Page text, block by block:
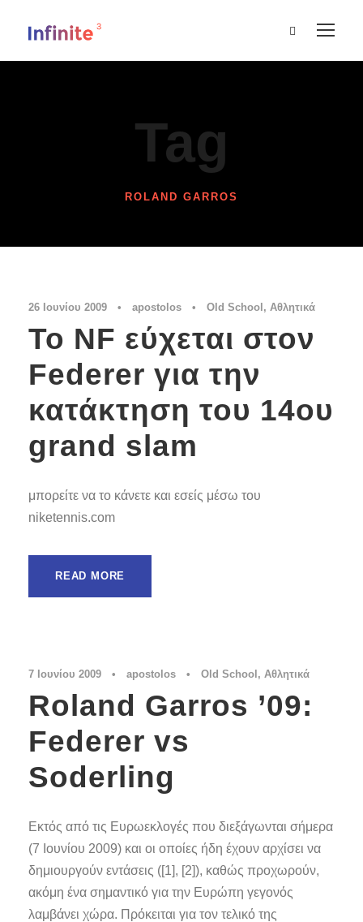
Tag
ROLAND GARROS
26 Ιουνίου 2009 • apostolos • Old School , Αθλητικά
Το NF εύχεται στον
Federer για την
κατάκτηση του 14ου
grand slam
μπορείτε να το κάνετε και εσείς μέσω του
niketennis.com
READ MORE
7 Ιουνίου 2009 • apostolos • Old School , Αθλητικά
Roland Garros ’09:
Federer vs
Soderling
Εκτός από τις Ευρωεκλογές που διεξάγωνται σήμερα
(7 Ιουνίου 2009) και οι οποίες ήδη έχουν αρχίσει να
δημιουργούν εντάσεις ([1], [2]), καθώς προχωρούν,
ακόμη ένα σημαντικό για την Ευρώπη γεγονός
λαμβάνει χώρα. Πρόκειται για τον τελικό της